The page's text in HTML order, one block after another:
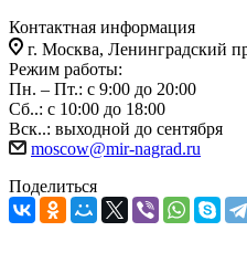
Контактная информация
г. Москва, Ленинградский
Режим работы:
Пн. – Пт.: с 9:00 до 20:00
Сб..: с 10:00 до 18:00
Вск..: выходной до сентября
moscow@mir-nagrad.ru
Поделиться